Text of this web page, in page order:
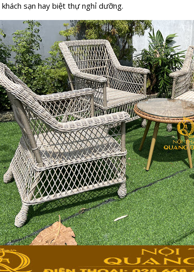
sạn hay biệt thự nghỉ dưỡng.